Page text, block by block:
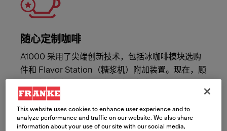
随心定制咖啡
A1000 采用了尖端创新技术，包括冰咖啡模块选购
件和 Flavor Station（糖浆机）附加装置。现在，顾
This website uses cookies to enhance user experience and to
analyze performance and traffic on our website. We also share
information about your use of our site with our social media,